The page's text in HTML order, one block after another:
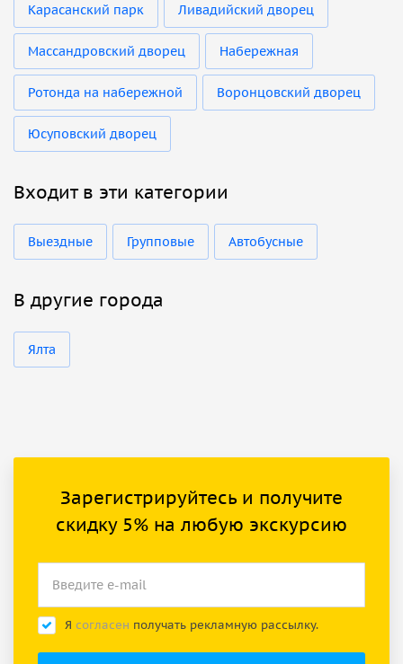
Карасанский парк Ливадийский дворец
Массандровский дворец Набережная
Ротонда на набережной Воронцовский дворец
Юсуповский дворец
Входит в эти категории
Выездные Групповые Автобусные
В другие города
Ялта
Зарегистрируйтесь и получите
скидку 5% на любую экскурсию
Я согласен получать рекламную рассылку.